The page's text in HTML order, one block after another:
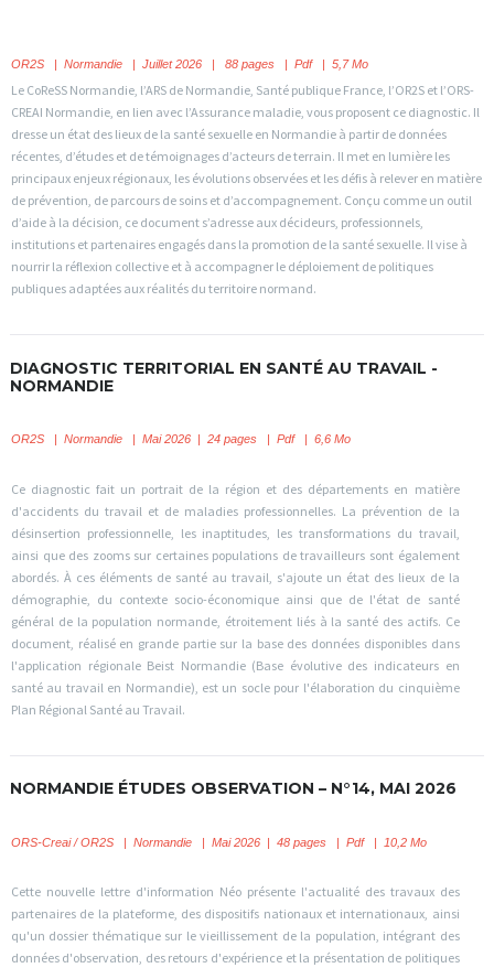
OR2S | Normandie| Juillet 2026 | 88 pages | Pdf | 5,7 Mo
Le CoReSS Normandie, l’ARS de Normandie, Santé publique France, l’OR2S et l’ORS-
CREAI Normandie, en lien avec l’Assurance maladie, vous proposent ce diagnostic. Il
dresse un état des lieux de la santé sexuelle en Normandie à partir de données
récentes, d’études et de témoignages d’acteurs de terrain. Il met en lumière les
principaux enjeux régionaux, les évolutions observées et les défis à relever en matière
de prévention, de parcours de soins et d’accompagnement. Conçu comme un outil
d’aide à la décision, ce document s’adresse aux décideurs, professionnels,
institutions et partenaires engagés dans la promotion de la santé sexuelle. Il vise à
nourrir la réflexion collective et à accompagner le déploiement de politiques
publiques adaptées aux réalités du territoire normand.
DIAGNOSTIC TERRITORIAL EN SANTÉ AU TRAVAIL -
NORMANDIE
OR2S Normandie | Mai 2026 | 24 pages | Pdf | 6,6 Mo
Ce diagnostic fait un portrait de la région et des départements en matière
d'accidents du travail et de maladies professionnelles. La prévention de la
désinsertion professionnelle, les inaptitudes, les transformations du travail,
ainsi que des zooms sur certaines populations de travailleurs sont également
abordés. À ces éléments de santé au travail, s'ajoute un état des lieux de la
démographie, du contexte socio-économique ainsi que de l'état de santé
général de la population normande, étroitement liés à la santé des actifs. Ce
document, réalisé en grande partie sur la base des données disponibles dans
l'application régionale Beist Normandie (Base évolutive des indicateurs en
santé au travail en Normandie), est un socle pour l'élaboration du cinquième
Plan Régional Santé au Travail.
NORMANDIE ÉTUDES OBSERVATION – N°14, MAI 2026
ORS-Creai / OR2S | Normandie | Mai 2026 | 48 pages | Pdf | 10,2 Mo
Cette nouvelle lettre d'information Néo présente l'actualité des travaux des
partenaires de la plateforme, des dispositifs nationaux et internationaux, ainsi
qu'un dossier thématique sur le vieillissement de la population, intégrant des
données d'observation, des retours d'expérience et la présentation de politiques